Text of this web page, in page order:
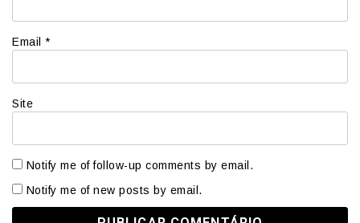
Email *
Site
Notify me of follow-up comments by email.
Notify me of new posts by email.